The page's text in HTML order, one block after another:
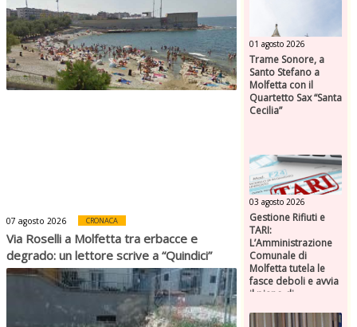
07 agosto 2026 CRONACA
Via Roselli a Molfetta tra erbacce e
degrado: un lettore scrive a “Quindici”
01 agosto 2026
Trame Sonore, a
Santo Stefano a
Molfetta con il
Quartetto Sax “Santa
Cecilia”
03 agosto 2026
Gestione Rifiuti e
TARI:
L’Amministrazione
Comunale di
Molfetta tutela le
fasce deboli e avvia
il piano di
ASM